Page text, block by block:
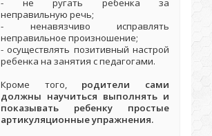
- не ругать ребенка за
неправильную речь;
- ненавязчиво исправлять
неправильное произношение;
- осуществлять позитивный настрой
ребенка на занятия с педагогами.
Кроме того, родители сами
должны научиться выполнять и
показывать ребенку простые
артикуляционные упражнения.